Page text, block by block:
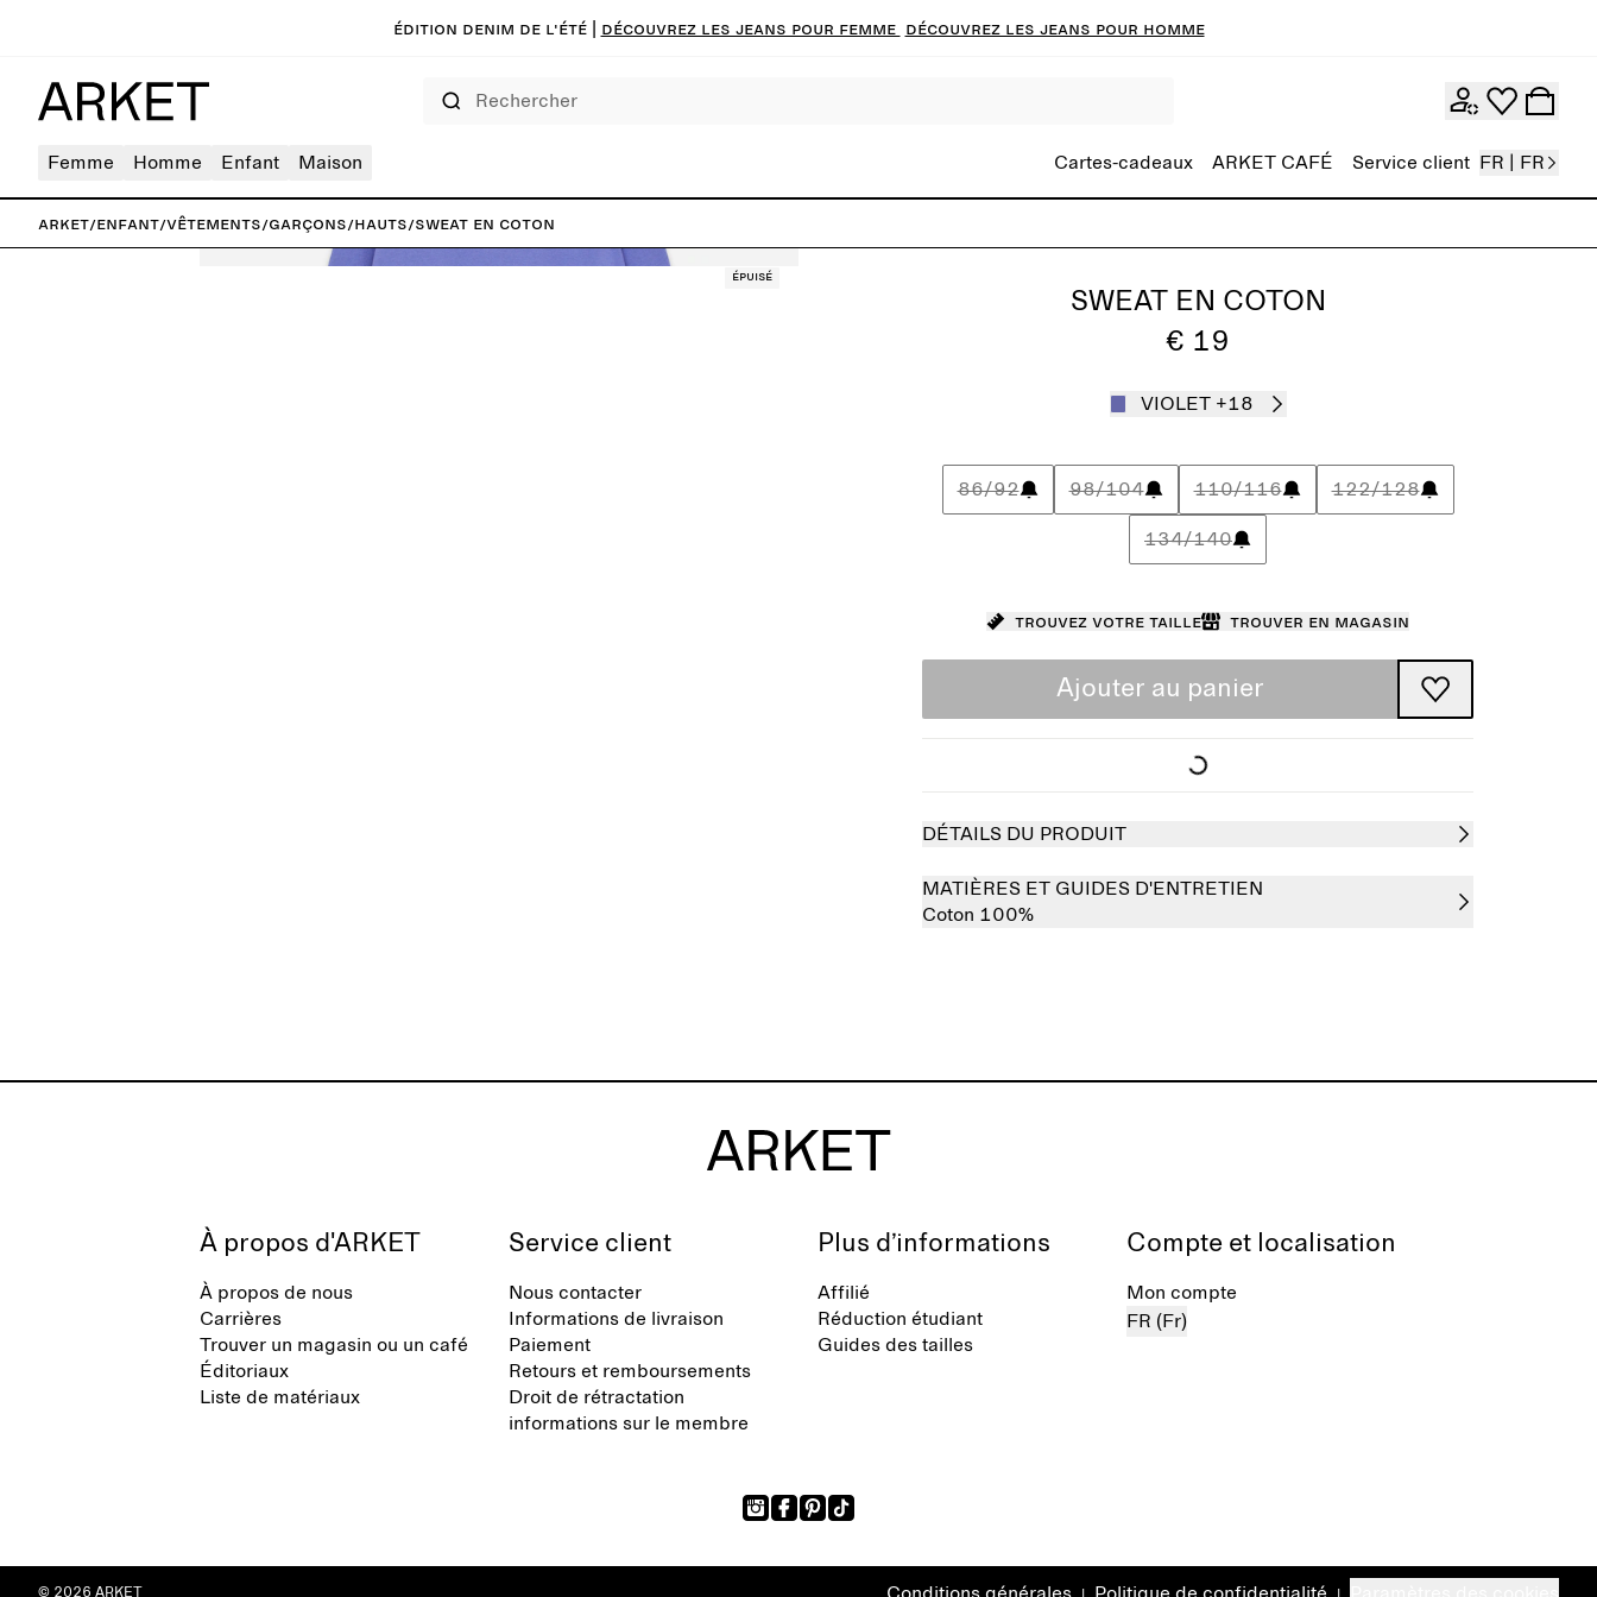
Édition denim de l'été | Découvrez les jeans pour femme Découvrez les jeans pour homme
Femme Homme Enfant Maison Cartes-cadeaux ARKET CAFÉ Service client FR | FR
ARKET/Enfant/Vêtements/Garçons/Hauts/Sweat en coton
Épuisé
SWEAT EN COTON
€ 19
VIOLET +18
86/92 98/104 110/116 122/128
134/140
Trouvez votre taille Trouver en magasin
Ajouter au panier
DÉTAILS DU PRODUIT
MATIÈRES ET GUIDES D'ENTRETIEN
Coton 100%
À propos d'ARKET
À propos de nous
Carrières
Trouver un magasin ou un café
Éditoriaux
Liste de matériaux
Service client
Nous contacter
Informations de livraison
Paiement
Retours et remboursements
Droit de rétractation
informations sur le membre
Plus d’informations
Affilié
Réduction étudiant
Guides des tailles
Compte et localisation
Mon compte
FR (Fr)
© 2026 ARKET